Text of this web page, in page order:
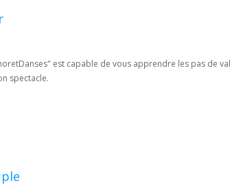
est capable de vous apprendre les pas de
spectacle.